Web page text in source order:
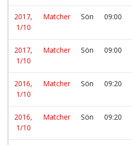
2017,
1/10
Matcher Sön 09:00
2017,
1/10
Matcher Sön 09:00
2016,
1/10
Matcher Sön 09:20
2016,
1/10
Matcher Sön 09:20